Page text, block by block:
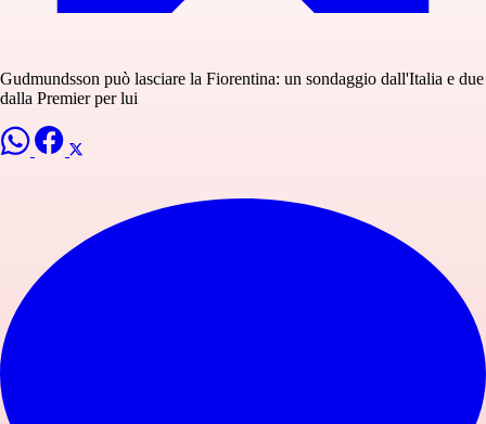
Gudmundsson può lasciare la Fiorentina: un sondaggio dall'Italia e due
dalla Premier per lui